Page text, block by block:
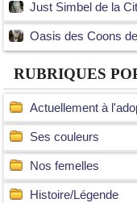
Just Simbel de la
Oasis des Coons
RUBRIQUES
Actuellement à
Ses couleurs
Nos femelles
Histoire/Légende